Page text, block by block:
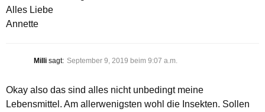
Alles Liebe
Annette
Milli sagt: September 9, 2019 beim 9:07 a.m.
Okay also das sind alles nicht unbedingt meine
Lebensmittel. Am allerwenigsten wohl die Insekten. Sollen